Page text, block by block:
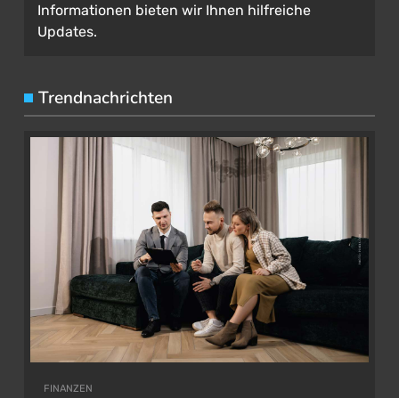
Informationen bieten wir Ihnen hilfreiche
Updates.
Trendnachrichten
FINANZEN